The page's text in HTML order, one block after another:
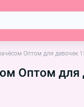
Оптом для девочек
Оптом для